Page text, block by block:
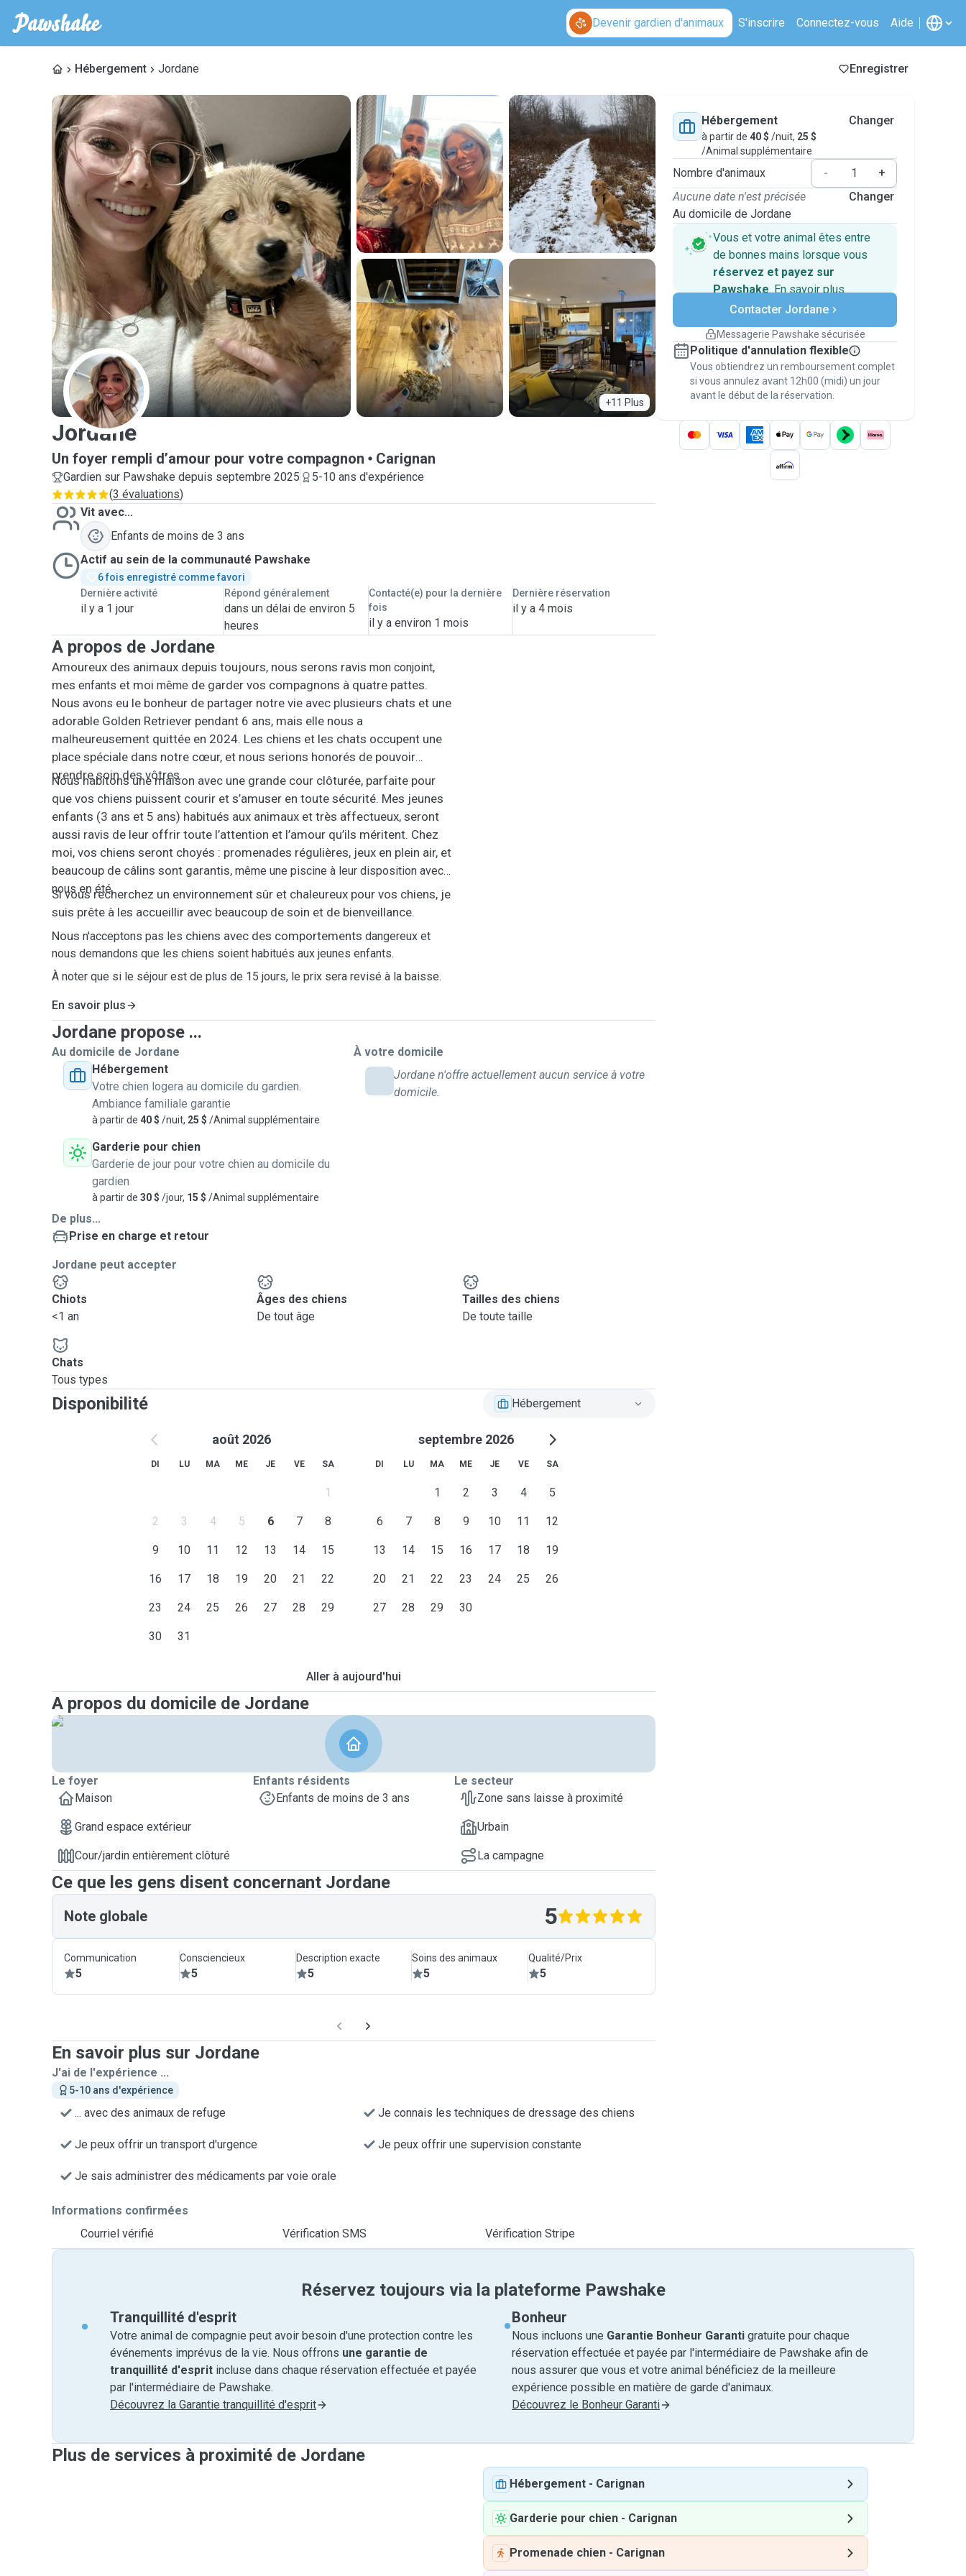
Devenir gardien d'animaux S'inscrire Connectez-vous Aide
Hébergement Jordane Enregistrer
+11 Plus
J
Jordane
Un foyer rempli d’amour pour votre compagnon Carignan
Gardien sur Pawshake depuis septembre 2025
5-10 ans d'expérience
(3 évaluations)
Vit avec...
Enfants de moins de 3 ans
Actif au sein de la communauté Pawshake
6 fois enregistré comme favori
Dernière activité
il y a 1 jour
Répond généralement
dans un délai de environ 5
heures
Contacté(e) pour la dernière
fois
il y a environ 1 mois
Dernière réservation
il y a 4 mois
A propos de Jordane
Amoureux des animaux depuis toujours, nous serons ravis mon conjoint,
mes enfants et moi même de garder vos compagnons à quatre pattes.
Nous avons eu le bonheur de partager notre vie avec plusieurs chats et une
adorable Golden Retriever pendant 6 ans, mais elle nous a
malheureusement quittée en 2024. Les chiens et les chats occupent une
place spéciale dans notre cœur, et nous serions honorés de pouvoir
prendre soin des vôtres.
Nous habitons une maison avec une grande cour clôturée, parfaite pour
que vos chiens puissent courir et s’amuser en toute sécurité. Mes jeunes
enfants (3 ans et 5 ans) habitués aux animaux et très affectueux, seront
aussi ravis de leur offrir toute l’attention et l’amour qu’ils méritent. Chez
moi, vos chiens seront choyés : promenades régulières, jeux en plein air, et
beaucoup de câlins sont garantis, même une piscine à leur disposition avec
nousenété.
Si vous recherchez un environnement sûr et chaleureux pour vos chiens, je
suis prête à les accueillir avec beaucoup de soin et de bienveillance.
Nous n'acceptons pas les chiens avec des comportements dangereux et
nous demandons que les chiens soient habitués aux jeunes enfants.
À noter que si le séjour est de plus de 15 jours, le prix sera revisé à la baisse.
En savoir plus
Jordane propose ...
Au domicile de Jordane
Hébergement
Votre chien logera au domicile du gardien.
Ambiance familiale garantie
à partir de 40 $ /nuit, 25 $ /Animal supplémentaire
Garderie pour chien
Garderie de jour pour votre chien au domicile du
gardien
à partir de 30 $ /jour, 15 $ /Animal supplémentaire
À votre domicile
Jordane n'offre actuellement aucun service à votre
domicile.
De plus...
Prise en charge et retour
Jordane peut accepter
Chiots
<1 an
Âges des chiens
De tout âge
Tailles des chiens
De toute taille
Chats
Tous types
Disponibilité Hébergement
août 2026
DI LU MA ME JE VE SA
1
2 3 4 5 6 7 8
9 10 11 12 13 14 15
16 17 18 19 20 21 22
23 24 25 26 27 28 29
30 31
septembre 2026
DI LU MA ME JE VE SA
1 2 3 4 5
6 7 8 9 10 11 12
13 14 15 16 17 18 19
20 21 22 23 24 25 26
27 28 29 30
Aller à aujourd'hui
A propos du domicile de Jordane
Le foyer
Maison
Grand espace extérieur
Cour/jardin entièrement clôturé
Enfants résidents
Enfants de moins de 3 ans
Le secteur
Zone sans laisse à proximité
Urbain
La campagne
Ce que les gens disent concernant Jordane
Note globale 5
Communication
5
Consciencieux
5
Description exacte
5
Soins des animaux
5
Qualité/Prix
5
En savoir plus sur Jordane
J'ai de l'expérience ...
5-10 ans d'expérience
... avec des animaux de refuge Je connais les techniques de dressage des chiens
Je peux offrir un transport d'urgence Je peux offrir une supervision constante
Je sais administrer des médicaments par voie orale
Informations confirmées
Courriel vérifié
Vérification SMS Vérification Stripe
Hébergement
à partir de 40 $ /nuit, 25 $
/Animal supplémentaire
Changer
Nombre d'animaux -
+
Aucune date n'est précisée
Au domicile de Jordane
Changer
Vous et votre animal êtes entre
de bonnes mains lorsque vous
réservez et payez sur
Pawshake. En savoir plus
Paiements sécurisés
Assistance en cas de
Réservations couvertes par
nos garanties
Gardez tout sur Pawshake (du premier
message au paiement) pour bénéficier de la
Garantie Pawshake.
Contacter Jordane
Messagerie Pawshake sécurisée
Politique d'annulation flexible
Vous obtiendrez un remboursement complet
si vous annulez avant 12h00 (midi) un jour
avant le début de la réservation.
Réservez toujours via la plateforme Pawshake
Tranquillité d'esprit
Votre animal de compagnie peut avoir besoin d'une protection contre les
événements imprévus de la vie. Nous offrons une garantie de
tranquillité d'esprit incluse dans chaque réservation effectuée et payée
par l'intermédiaire de Pawshake.
Découvrez la Garantie tranquillité d'esprit
Bonheur
Nous incluons une Garantie Bonheur Garanti gratuite pour chaque
réservation effectuée et payée par l'intermédiaire de Pawshake afin de
nous assurer que vous et votre animal bénéficiez de la meilleure
expérience possible en matière de garde d'animaux.
Découvrez le Bonheur Garanti
Plus de services à proximité de Jordane
Hébergement - Carignan
Garderie pour chien - Carignan
Promenade chien - Carignan